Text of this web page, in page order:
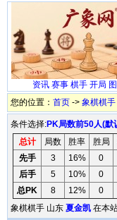
资讯 赛事 棋手 开局
您的位置： 首页 -> 象棋棋手
条件选择:PK局数前50人(默
总计
局数 胜率 胜局
先手
3 16% 0
后手
5 10% 0
总PK
8 12% 0
象棋棋手 山东 夏金凯 在本